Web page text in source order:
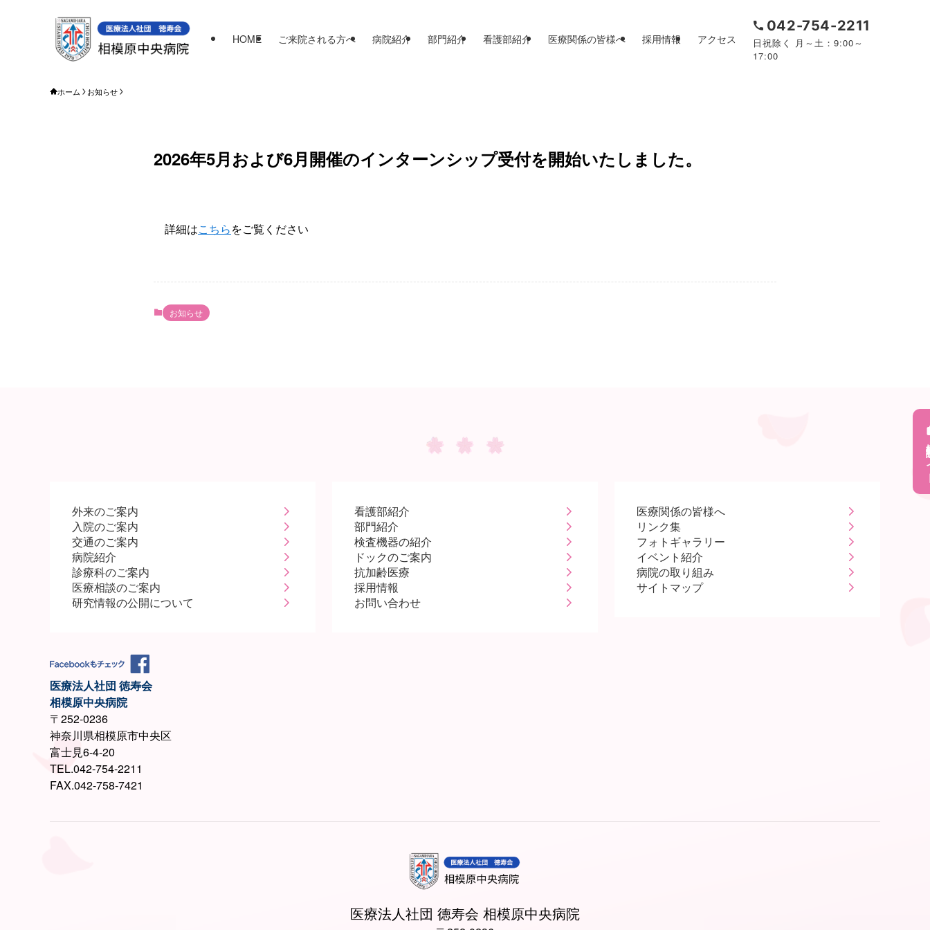
HOME ご来院される方へ 病院紹介 部門紹介 看護部紹介 医療関係の皆様へ 採用情報 アクセス
042-754-2211
日祝除く 月～土：9:00～
17:00
ホーム お知らせ
2026年5月および6月開催のインターンシップ受付を開始いたしました。
詳細はこちらをご覧ください
お知らせ
外来のご案内
入院のご案内
交通のご案内
病院紹介
診療科のご案内
医療相談のご案内
研究情報の公開について
看護部紹介
部門紹介
検査機器の紹介
ドックのご案内
抗加齢医療
採用情報
お問い合わせ
医療関係の皆様へ
リンク集
フォトギャラリー
イベント紹介
病院の取り組み
サイトマップ
医療法人社団 徳寿会
相模原中央病院
〒252-0236
神奈川県相模原市中央区
富士見6-4-20
TEL.042-754-2211
FAX.042-758-7421
医療法人社団 徳寿会 相模原中央病院
採